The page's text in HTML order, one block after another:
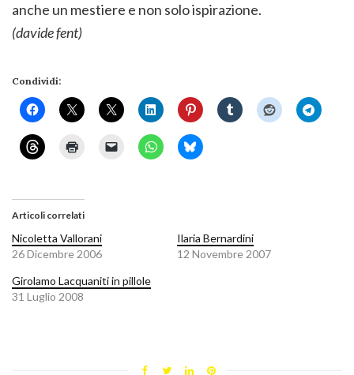
anche un mestiere e non solo ispirazione.
(davide fent)
Condividi:
Articoli correlati
Nicoletta Vallorani
26 Dicembre 2006
Ilaria Bernardini
12 Novembre 2007
Girolamo Lacquaniti in pillole
31 Luglio 2008